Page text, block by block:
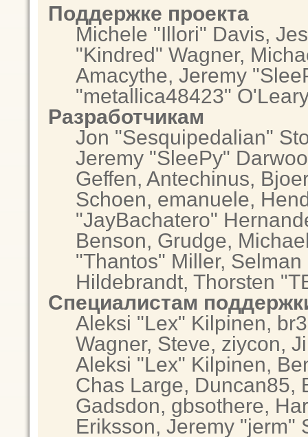
Поддержке проекта
Michele "Illori" Davis,
"Kindred" Wagner,
Amacythe, Jeremy
"metallica48423"
Разработчикам
Jon "Sesquipedalian"
Jeremy "SleePy"
Geffen, Antechinus,
Schoen, emanuele,
"JayBachatero"
Benson, Grudge,
"Thantos" Miller,
Hildebrandt, Thorsten
Специалистам
Aleksi "Lex" Kilpinen,
Wagner, Steve, ziycon,
Aleksi "Lex" Kilpinen,
Chas Large, Duncan85,
Gadsdon, gbsothere,
Eriksson, Jeremy "jerm"